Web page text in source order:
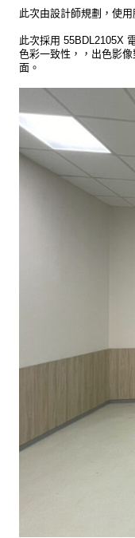
此次由設計師規劃，使
此次採用 55BDL2105X
色彩一致性，，出色影
面。